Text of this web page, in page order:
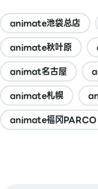
animate池袋总店
animate秋叶原
animat名古屋
animate札幌
animate福冈PARCO